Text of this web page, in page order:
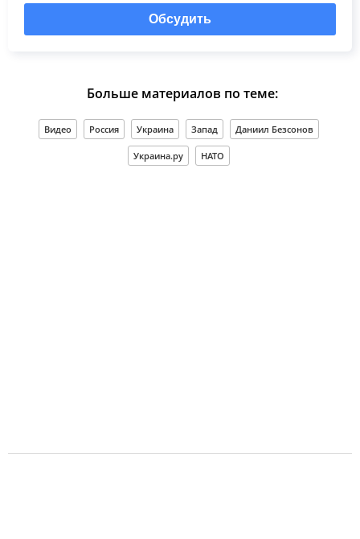
Обсудить
Больше материалов по теме:
Видео Россия Украина Запад Даниил Безсонов
Украина.ру НАТО